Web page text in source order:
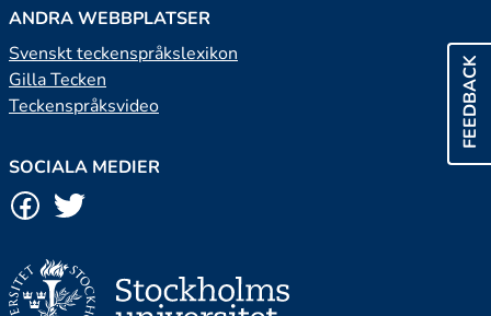
FEEDBACK
ANDRA WEBBPLATSER
Svenskt teckenspråkslexikon
Gilla Tecken
Teckenspråksvideo
SOCIALA MEDIER